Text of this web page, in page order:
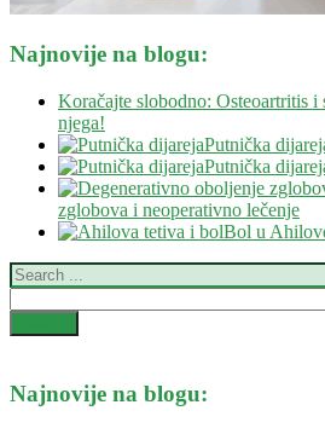
Najnovije na blogu:
Koračajte slobodno: Osteoartritis
njega!
Putnička
Putnička
zglobova i neoperativno lečenje
Bol u
Najnovije na blogu: